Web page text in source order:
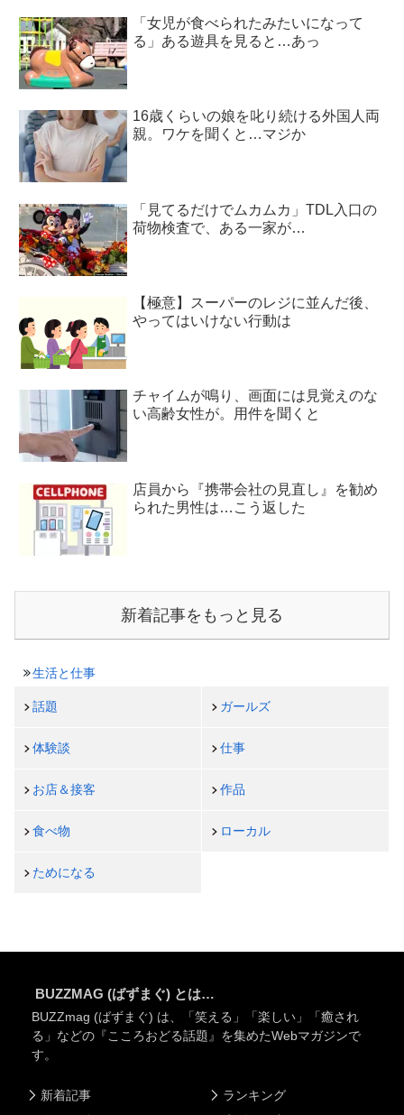
「女児が食べられたみたいになって
る」ある遊具を見ると…あっ
16歳くらいの娘を叱り続ける外国人両
親。ワケを聞くと…マジか
「見てるだけでムカムカ」TDL入口の
荷物検査で、ある一家が…
【極意】スーパーのレジに並んだ後、
やってはいけない行動は
チャイムが鳴り、画面には見覚えのな
い高齢女性が。用件を聞くと
店員から『携帯会社の見直し』を勧め
られた男性は…こう返した
新着記事をもっと見る
生活と仕事
話題 ガールズ
体験談 仕事
お店＆接客 作品
食べ物 ローカル
ためになる
BUZZMAG (ばずまぐ) とは…
BUZZmag (ばずまぐ) は、「笑える」「楽しい」「癒され
る」などの『こころおどる話題』を集めたWebマガジンで
す。
新着記事
ランキング